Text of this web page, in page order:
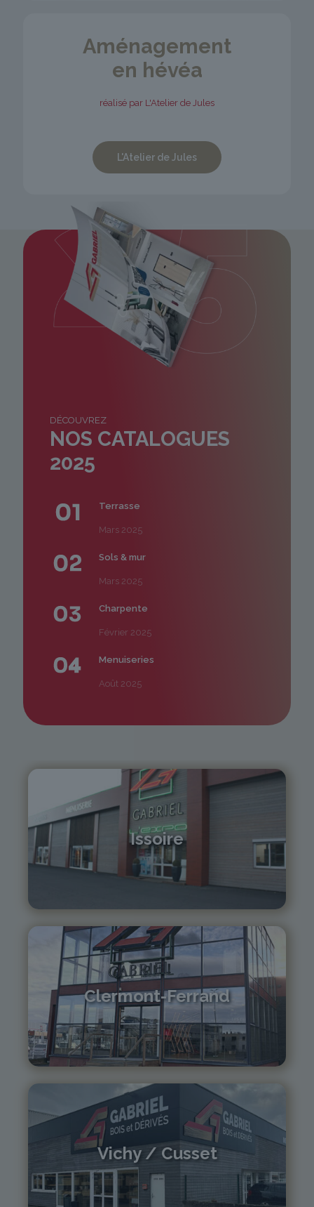
Aménagement
en hévéa
réalisé par L'Atelier de Jules
L'Atelier de Jules
DÉCOUVREZ
NOS CATALOGUES
2025
Terrasse
Mars 2025
Sols & mur
Mars 2025
Charpente
Février 2025
Menuiseries
Août 2025
Issoire
04 73 55 06 09
Clermont-Ferrand
04 73 42 18 38
lexpo@gabriel-sa.fr
Vichy / Cusset
04 70 97 56 39
cusset@gabriel-sa.fr